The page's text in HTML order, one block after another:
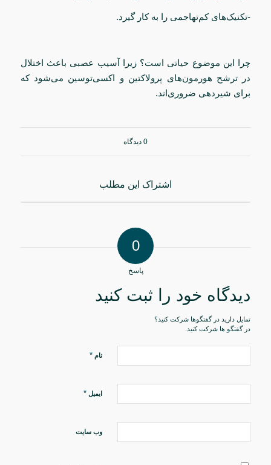
-تکنیک‌های کم‌تهاجمی را به کار گیرد.
چرا این موضوع حیاتی است؟ زیرا آسیب عصبی باعث اختلال
در ترشح هورمون‌های پرولاکتین و اکسی‌توسین می‌شود که
برای شیردهی ضروری‌اند.
0 دیدگاه
اشتراک این مطلب
0
پاسخ
دیدگاه خود را ثبت کنید
تمایل دارید در گفتگوها شرکت کنید؟
در گفتگو ها شرکت کنید.
نام *
ایمیل *
وب‌ سایت